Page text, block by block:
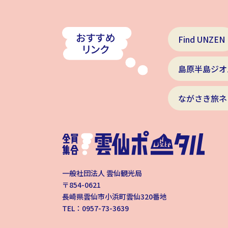
Find UNZEN
島原半島ジ
ながさき旅
一般社団法人 雲仙観光局
〒854-0621
長崎県雲仙市小浜町雲仙320番地
TEL：0957-73-3639